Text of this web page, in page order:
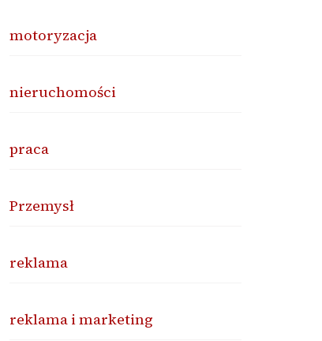
motoryzacja
nieruchomości
praca
Przemysł
reklama
reklama i marketing